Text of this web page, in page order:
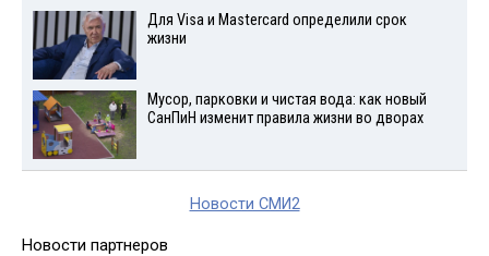
Для Visа и Mastercard определили срок
жизни
Мусор, парковки и чистая вода: как новый
СанПиН изменит правила жизни во дворах
Новости СМИ2
Новости партнеров